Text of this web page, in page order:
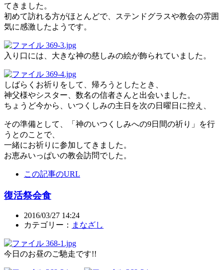
てきました。
初めて訪れる方がほとんどで、ステンドグラスや教会の雰囲
気に感激したようです。
入り口には、大きな神の慈しみの絵が飾られていました。
しばらくお祈りをして、帰ろうとしたとき、
神父様やシスター、数名の信者さんと出会いました。
ちょうど今から、いつくしみの主日を次の日曜日に控え、
その準備として、「神のいつくしみへの9日間の祈り」を行
うとのことで、
一緒にお祈りに参加してきました。
お恵みいっぱいの教会訪問でした。
この記事のURL
復活祭会食
2016/03/27 14:24
カテゴリー： まなざし
今日のお昼のご馳走です!!